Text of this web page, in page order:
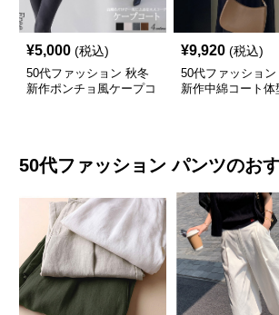
¥5,000 (税込)
50代ファッション 秋冬
新作ポンチョ風ケープコ
¥9,920 (税込)
50代ファッション
新作中綿コート体
50代ファッション パンツのお